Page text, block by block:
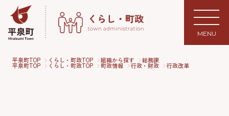
MENU
平泉町TOP くらし・町政TOP 組織から探す 総務課
平泉町TOP くらし・町政TOP 町政情報 行政・財政 行政改革